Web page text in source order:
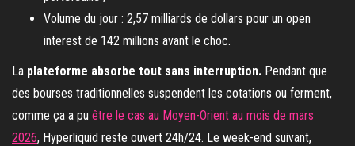
Volume du jour : 2,57 milliards de dollars pour un open
interest de 142 millions avant le choc.
La plateforme absorbe tout sans interruption. Pendant que
des bourses traditionnelles suspendent les cotations ou ferment,
comme ça a pu être le cas au Moyen-Orient au mois de mars
2026, Hyperliquid reste ouvert 24h/24. Le week-end suivant,